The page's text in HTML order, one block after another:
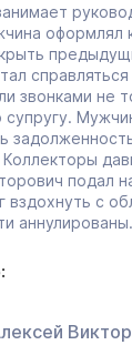
оформлял
звонками не
супругу.
Коллекторы
подал
вздохнуть с
аннулированы.